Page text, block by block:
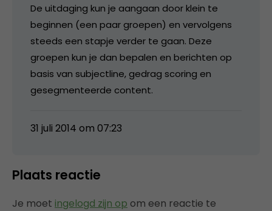
De uitdaging kun je aangaan door klein te
beginnen (een paar groepen) en vervolgens
steeds een stapje verder te gaan. Deze
groepen kun je dan bepalen en berichten op
basis van subjectline, gedrag scoring en
gesegmenteerde content.
31 juli 2014 om 07:23
Plaats reactie
Je moet ingelogd zijn op om een reactie te